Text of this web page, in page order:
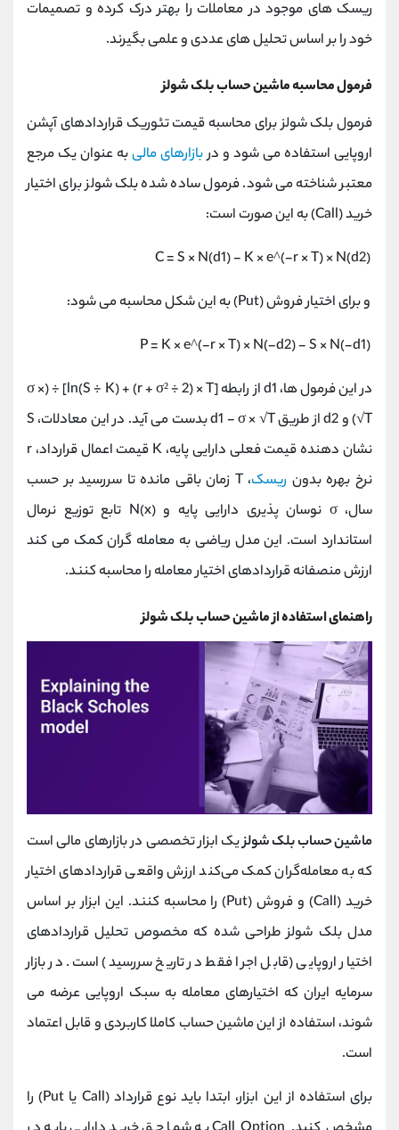
ریسک های موجود در معاملات را بهتر درک کرده و تصمیمات
خود را بر اساس تحلیل های عددی و علمی بگیرند.
فرمول محاسبه ماشین حساب بلک شولز
فرمول بلک شولز برای محاسبه قیمت تئوریک قراردادهای آپشن
اروپایی استفاده می شود و دربازارهای مالیبه عنوان یک مرجع
معتبر شناخته می شود. فرمول ساده شده بلک شولز برای اختیار
خرید (Call) به این صورت است:
و برای اختیار فروش (Put) به این شکل محاسبه می شود:
در این فرمول ها، d1 از رابطه [ln(S ÷ K) + (r + σ² ÷ 2) × T] ÷ (σ ×
√T) و d2 از طریق d1 - σ × √T بدست می آید. در این معادلات، S
نشان دهنده قیمت فعلی دارایی پایه، K قیمت اعمال قرارداد، r
نرخ بهره بدون ریسک
، T زمان باقی مانده تا سررسید بر حسب
سال، σ نوسان پذیری دارایی پایه و N(x) تابع توزیع نرمال
استاندارد است. این مدل ریاضی به معامله گران کمک می کند
ارزش منصفانه قراردادهای اختیار معامله را محاسبه کنند.
راهنمای استفاده از ماشین حساب بلک شولز
ماشین حساب بلک شولزیک ابزار تخصصی در بازارهای مالی است
که به معامله‌گران کمک می‌کند ارزش واقعی قراردادهای اختیار
خرید (Call) و فروش (Put) را محاسبه کنند. این ابزار بر اساس
مدل بلک شولز طراحی شده که مخصوص تحلیل قراردادهای
اختیار اروپایی (قابل اجرا فقط در تاریخ سررسید) است. در بازار
سرمایه ایران که اختیارهای معامله به سبک اروپایی عرضه می
‌شوند، استفاده از این ماشین حساب کاملا کاربردی و قابل اعتماد
است.
برای استفاده از این ابزار، ابتدا باید نوع قرارداد (Call یا Put) را